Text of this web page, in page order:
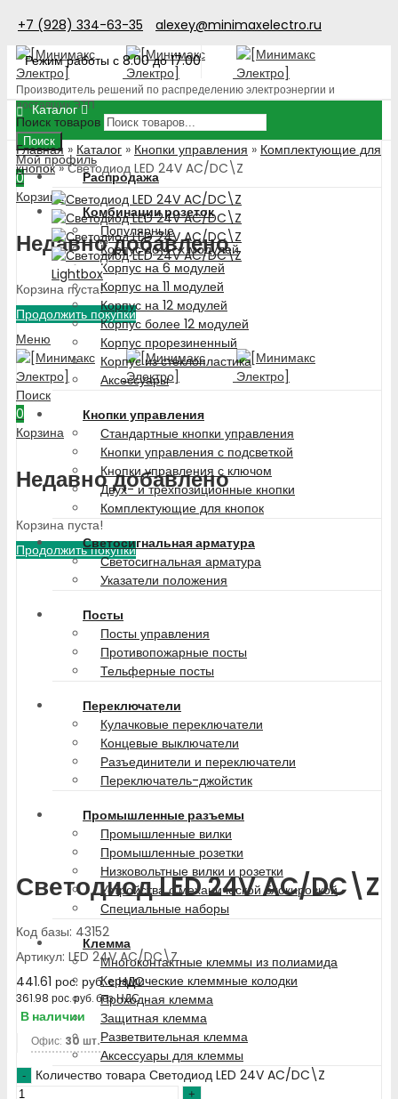
+7 (928) 334-63-35
alexey@minimaxelectro.ru
Режим работы с 8.00 до 17.00
Производитель решений по распределению электроэнергии и
поставщик ЭТП
Поиск товаров
Поиск
Мой профиль
0
Корзина
Недавно добавлено
Корзина пуста!
Продолжить покупки
Меню
Поиск
0
Корзина
Недавно добавлено
Корзина пуста!
Продолжить покупки
Каталог
Распродажа
Комбинации розеток
Популярные
Корпус до 4-х модулей
Корпус на 6 модулей
Корпус на 11 модулей
Корпус на 12 модулей
Корпус более 12 модулей
Корпус прорезиненный
Корпус из стеклопластика
Аксессуары
Кнопки управления
Стандартные кнопки управления
Кнопки управления с подсветкой
Кнопки управления с ключом
Двух- и трехпозиционные кнопки
Комплектующие для кнопок
Светосигнальная арматура
Светосигнальная арматура
Указатели положения
Посты
Посты управления
Противопожарные посты
Тельферные посты
Переключатели
Кулачковые переключатели
Концевые выключатели
Разъединители и переключатели
Переключатель-джойстик
Промышленные разъемы
Промышленные вилки
Промышленные розетки
Низковольтные вилки и розетки
Устройства с механической блокировкой
Специальные наборы
Клемма
Многоконтактные клеммы из полиамида
Керамические клеммные колодки
Проходная клемма
Защитная клемма
Разветвительная клемма
Аксессуары для клеммы
Главная » Каталог » Кнопки управления » Комплектующие для
кнопок»Светодиод LED 24V AC/DC\Z
Lightbox
Светодиод LED 24V AC/DC\Z
Код базы: 43152
Артикул: LED 24V AC/DC\Z
441.61 рос. руб.с НДС
361.98 рос. руб.без НДС
В наличии
Офис: 30 шт.
Количество товара Светодиод LED 24V AC/DC\Z